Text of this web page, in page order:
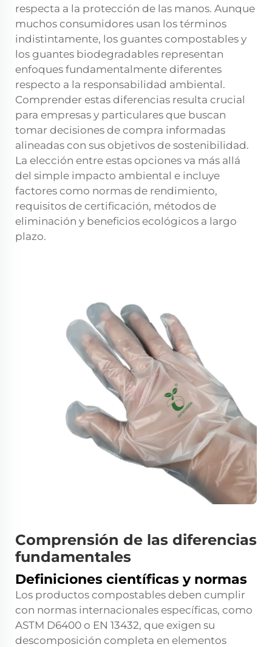
respecta a la protección de las manos. Aunque
muchos consumidores usan los términos
indistintamente, los guantes compostables y
los guantes biodegradables representan
enfoques fundamentalmente diferentes
respecto a la responsabilidad ambiental.
Comprender estas diferencias resulta crucial
para empresas y particulares que buscan
tomar decisiones de compra informadas
alineadas con sus objetivos de sostenibilidad.
La elección entre estas opciones va más allá
del simple impacto ambiental e incluye
factores como normas de rendimiento,
requisitos de certificación, métodos de
eliminación y beneficios ecológicos a largo
plazo.
Comprensión de las diferencias
fundamentales
Definiciones científicas y normas
Los productos compostables deben cumplir
con normas internacionales específicas, como
ASTM D6400 o EN 13432, que exigen su
descomposición completa en elementos